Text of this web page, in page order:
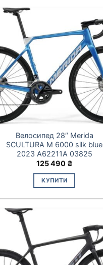
Велосипед 28″ Merida
SCULTURA M 6000 silk blue
2023 A62211A 03825
125 490 ₴
КУПИТИ